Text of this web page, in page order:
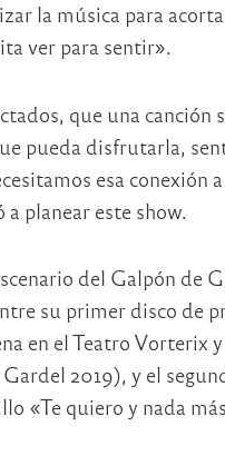
la música para
ver para sentir».
que una canción
pueda disfrutarla,
esa conexión
planear este show.
del Galpón de
su primer disco de
en el Teatro Vorterix
2019), y el
«Te quiero y nada